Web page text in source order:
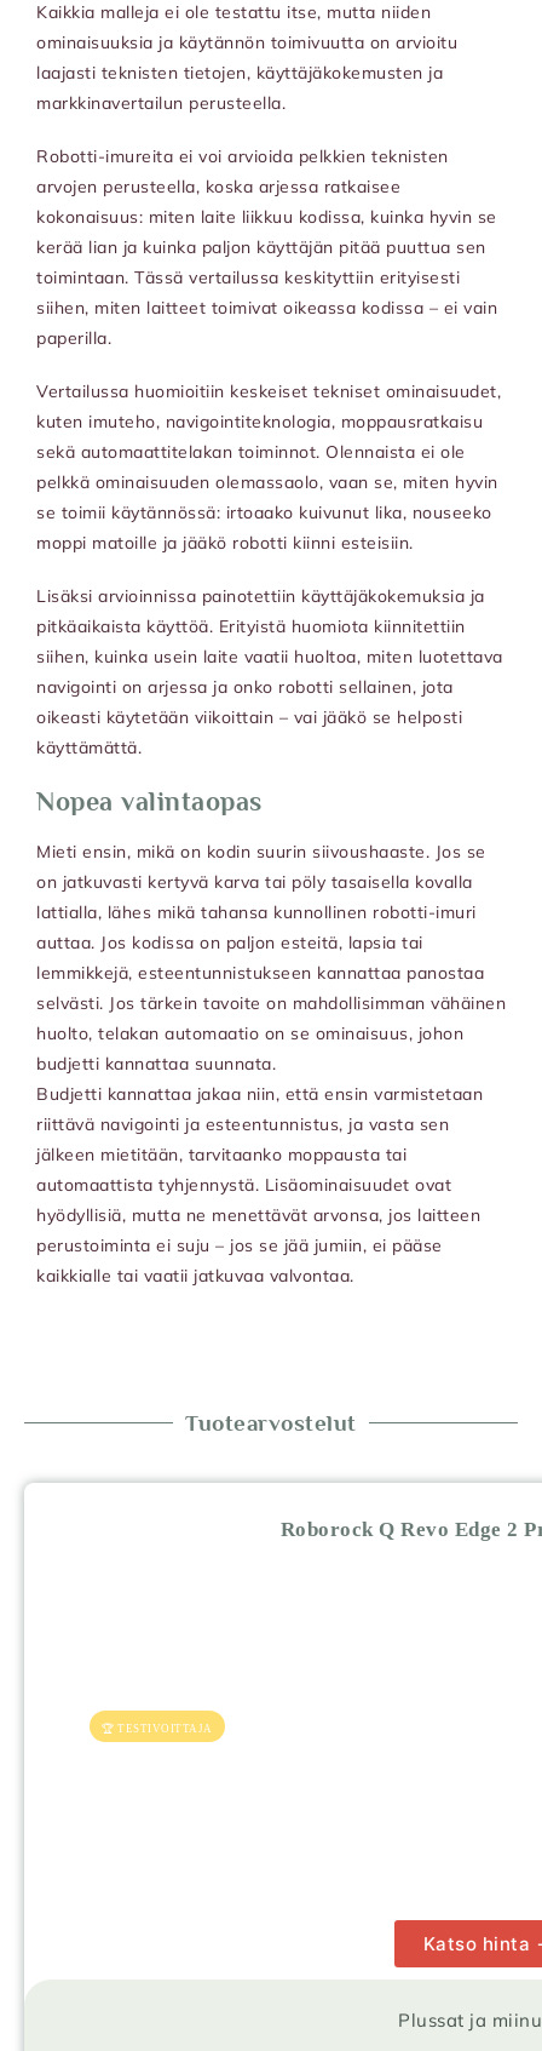
Kaikkia malleja ei ole testattu itse, mutta niiden
ominaisuuksia ja käytännön toimivuutta on arvioitu
laajasti teknisten tietojen, käyttäjäkokemusten ja
markkinavertailun perusteella.
Robotti-imureita ei voi arvioida pelkkien teknisten
arvojen perusteella, koska arjessa ratkaisee
kokonaisuus: miten laite liikkuu kodissa, kuinka hyvin se
kerää lian ja kuinka paljon käyttäjän pitää puuttua sen
toimintaan. Tässä vertailussa keskityttiin erityisesti
siihen, miten laitteet toimivat oikeassa kodissa – ei vain
paperilla.
Vertailussa huomioitiin keskeiset tekniset ominaisuudet,
kuten imuteho, navigointiteknologia, moppausratkaisu
sekä automaattitelakan toiminnot. Olennaista ei ole
pelkkä ominaisuuden olemassaolo, vaan se, miten hyvin
se toimii käytännössä: irtoaako kuivunut lika, nouseeko
moppi matoille ja jääkö robotti kiinni esteisiin.
Lisäksi arvioinnissa painotettiin käyttäjäkokemuksia ja
pitkäaikaista käyttöä. Erityistä huomiota kiinnitettiin
siihen, kuinka usein laite vaatii huoltoa, miten luotettava
navigointi on arjessa ja onko robotti sellainen, jota
oikeasti käytetään viikoittain – vai jääkö se helposti
käyttämättä.
Nopea valintaopas
Mieti ensin, mikä on kodin suurin siivoushaaste. Jos se
on jatkuvasti kertyvä karva tai pöly tasaisella kovalla
lattialla, lähes mikä tahansa kunnollinen robotti-imuri
auttaa. Jos kodissa on paljon esteitä, lapsia tai
lemmikkejä, esteentunnistukseen kannattaa panostaa
selvästi. Jos tärkein tavoite on mahdollisimman vähäinen
huolto, telakan automaatio on se ominaisuus, johon
budjetti kannattaa suunnata.
Budjetti kannattaa jakaa niin, että ensin varmistetaan
riittävä navigointi ja esteentunnistus, ja vasta sen
jälkeen mietitään, tarvitaanko moppausta tai
automaattista tyhjennystä. Lisäominaisuudet ovat
hyödyllisiä, mutta ne menettävät arvonsa, jos laitteen
perustoiminta ei suju – jos se jää jumiin, ei pääse
kaikkialle tai vaatii jatkuvaa valvontaa.
Tuotearvostelut
Roborock Q Revo Edge 2
🏆 TESTIVOITTAJA
Katso hinta
Plussat ja